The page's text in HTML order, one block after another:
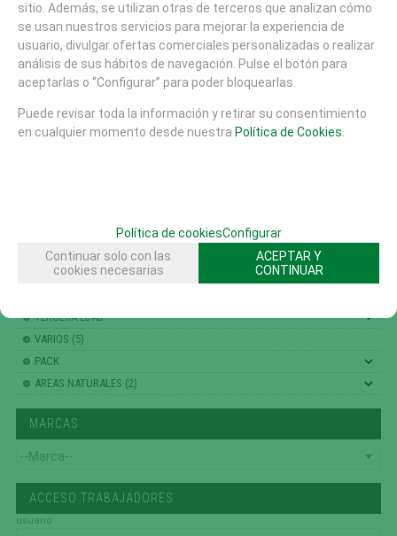
CATÁLOGO
AREAS DE JUEGO
MATERIALES
MOBILIARIO URBANO (26)
PISTAS SKATE
PING PONG (1)
TERCERA EDAD
VARIOS (5)
PACK
AREAS NATURALES (2)
MARCAS
ACCESO TRABAJADORES
usuario
sitio. Además, se utilizan otras de terceros que analizan cómo
se usan nuestros servicios para mejorar la experiencia de
usuario, divulgar ofertas comerciales personalizadas o realizar
análisis de sus hábitos de navegación. Pulse el botón para
aceptarlas o “Configurar” para poder bloquearlas.
Puede revisar toda la información y retirar su consentimiento
en cualquier momento desde nuestra Política de Cookies
Política de cookiesConfigurar
Continuar solo con las
cookies necesarias
ACEPTAR Y
CONTINUAR